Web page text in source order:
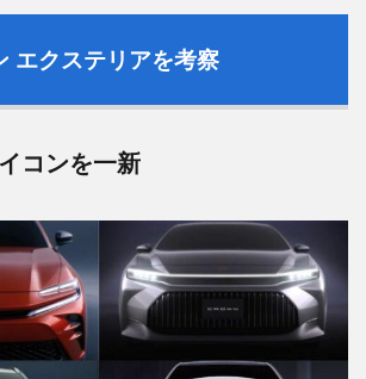
エクステリアを考察
コンを一新